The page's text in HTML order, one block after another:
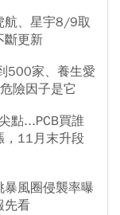
航、星宇8/9取
斷更新
500家、養生愛
險因子是它
點...PCB買誰
，11月末升段
風圈侵襲率曝
先看